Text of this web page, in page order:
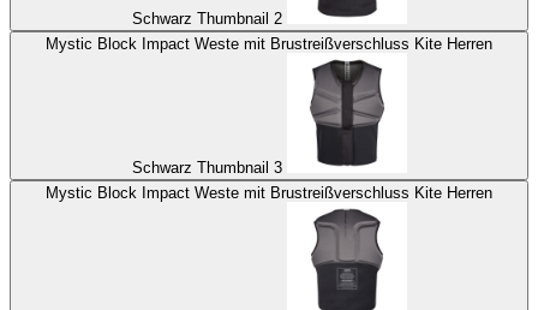
Schwarz Thumbnail 2
Mystic Block Impact Weste mit Brustreißverschluss Kite Herren
Schwarz Thumbnail 3
Mystic Block Impact Weste mit Brustreißverschluss Kite Herren